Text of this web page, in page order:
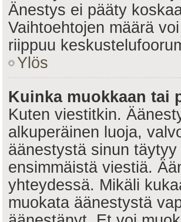
Änestys ei pääty
Vaihtoehtojen määrä
riippuu
Ylös
Kuinka muokkaan tai
Kuten viestitkin.
alkuperäinen luoja,
äänestystä sinun
ensimmäistä viestiä.
yhteydessä. Mikäli
muokata äänestystä